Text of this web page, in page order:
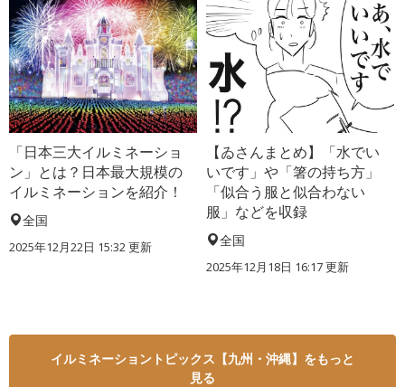
「日本三大イルミネーショ
ン」とは？日本最大規模の
イルミネーションを紹介！
全国
2025年12月22日 15:32 更新
【ゐさんまとめ】「水でい
いです」や「箸の持ち方」
「似合う服と似合わない
服」などを収録
全国
2025年12月18日 16:17 更新
イルミネーショントピックス【九州・沖縄】をもっと
見る